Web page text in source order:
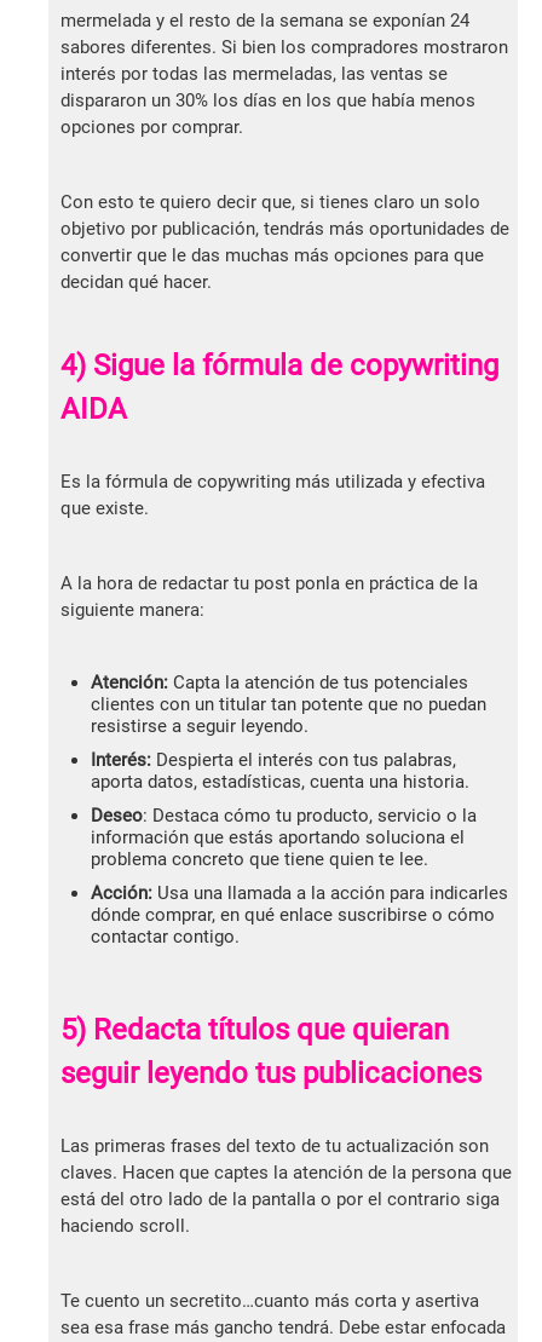
mermelada y el resto de la semana se exponían 24
sabores diferentes. Si bien los compradores mostraron
interés por todas las mermeladas, las ventas se
dispararon un 30% los días en los que había menos
opciones por comprar.
Con esto te quiero decir que, si tienes claro un solo
objetivo por publicación, tendrás más oportunidades de
convertir que le das muchas más opciones para que
decidan qué hacer.
4) Sigue la fórmula de copywriting
AIDA
Es la fórmula de copywriting más utilizada y efectiva
que existe.
A la hora de redactar tu post ponla en práctica de la
siguiente manera:
Atención: Capta la atención de tus potenciales
clientes con un titular tan potente que no puedan
resistirse a seguir leyendo.
Interés: Despierta el interés con tus palabras,
aporta datos, estadísticas, cuenta una historia.
Deseo: Destaca cómo tu producto, servicio o la
información que estás aportando soluciona el
problema concreto que tiene quien te lee.
Acción: Usa una llamada a la acción para indicarles
dónde comprar, en qué enlace suscribirse o cómo
contactar contigo.
5) Redacta títulos que quieran
seguir leyendo tus publicaciones
Las primeras frases del texto de tu actualización son
claves. Hacen que captes la atención de la persona que
está del otro lado de la pantalla o por el contrario siga
haciendo scroll.
Te cuento un secretito…cuanto más corta y asertiva
sea esa frase más gancho tendrá. Debe estar enfocada